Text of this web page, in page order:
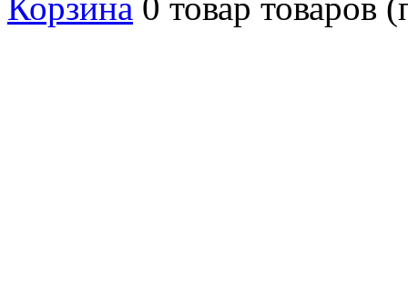
Корзина 0 товар товаров